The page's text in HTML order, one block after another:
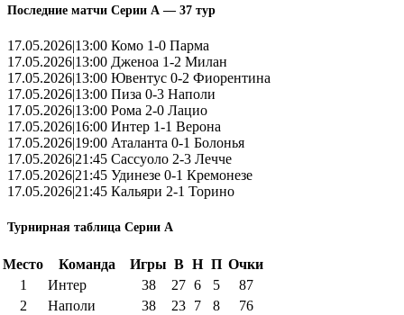
Последние матчи Серии А — 37 тур
17.05.2026|13:00 Комо 1-0 Парма
17.05.2026|13:00 Дженоа 1-2 Милан
17.05.2026|13:00 Ювентус 0-2 Фиорентина
17.05.2026|13:00 Пиза 0-3 Наполи
17.05.2026|13:00 Рома 2-0 Лацио
17.05.2026|16:00 Интер 1-1 Верона
17.05.2026|19:00 Аталанта 0-1 Болонья
17.05.2026|21:45 Сассуоло 2-3 Лечче
17.05.2026|21:45 Удинезе 0-1 Кремонезе
17.05.2026|21:45 Кальяри 2-1 Торино
Турнирная таблица Серии А
Место Команда Игры В Н П Очки
1
Интер 38 27 6 5
87
2
Наполи 38 23 7 8
76